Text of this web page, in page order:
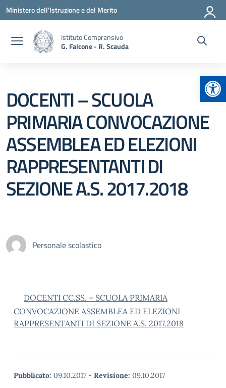
Vai ai contenuti
Vai al menu di navigazione
Vai al footer
Ministero dell'Istruzione e del Merito
Istituto Comprensivo
G. Falcone - R. Scauda
DOCENTI – SCUOLA
PRIMARIA CONVOCAZIONE
ASSEMBLEA ED ELEZIONI
RAPPRESENTANTI DI
SEZIONE A.S. 2017.2018
Personale scolastico
DOCENTI CC.SS. – SCUOLA PRIMARIA
CONVOCAZIONE ASSEMBLEA ED ELEZIONI
RAPPRESENTANTI DI SEZIONE A.S. 2017.2018
Pubblicato: 09.10.2017 - Revisione: 09.10.2017